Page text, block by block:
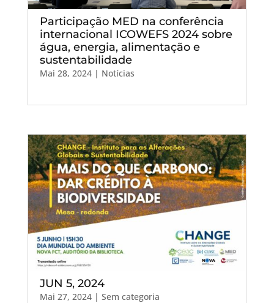
Participação MED na conferência
internacional ICOWEFS 2024 sobre
água, energia, alimentação e
sustentabilidade
Mai 28, 2024| Notícias
JUN 5, 2024
Mai 27, 2024| Sem categoria